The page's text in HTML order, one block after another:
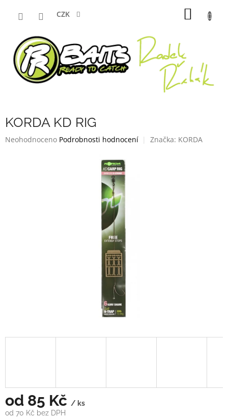
CZK
KORDA KD RIG
Průměrné
Neohodnoceno Podrobnosti hodnocení Značka: KORDA
od 85 Kč / ks
od 70 Kč bez DPH